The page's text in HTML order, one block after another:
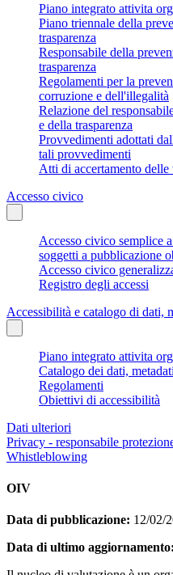
Piano integrato attivita
Piano triennale della
trasparenza
Responsabile della
trasparenza
Regolamenti per la
corruzione e dell'illegalità
Relazione del
e della trasparenza
Provvedimenti adottati
tali provvedimenti
Atti di accertamento
Accesso civico
Accesso civico semplice
soggetti a pubblicazione
Accesso civico
Registro degli accessi
Accessibilità e catalogo di dati,
Piano integrato attivita
Catalogo dei dati,
Regolamenti
Obiettivi di accessibilità
Dati ulteriori
Privacy - responsabile
Whistleblowing
OIV
Data di pubblicazione: 12/02/
Data di ultimo aggiornamento: